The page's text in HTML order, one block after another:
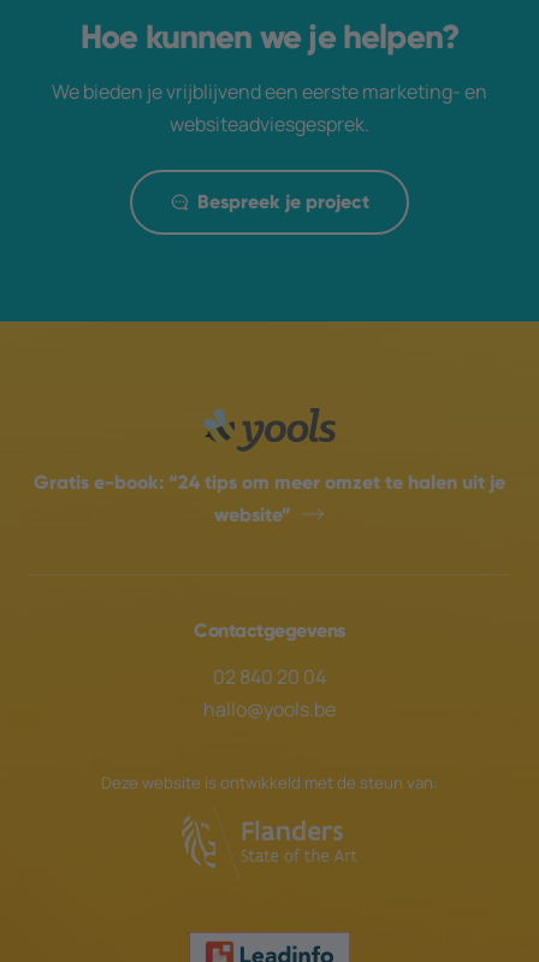
Hoe kunnen we je helpen?
We bieden je vrijblijvend een eerste marketing- en
websiteadviesgesprek.
Bespreek je project
Gratis e-book: “24 tips om meer omzet te halen uit je
website”
Contactgegevens
02 840 20 04
hallo@yools.be
Deze website is ontwikkeld met de steun van: